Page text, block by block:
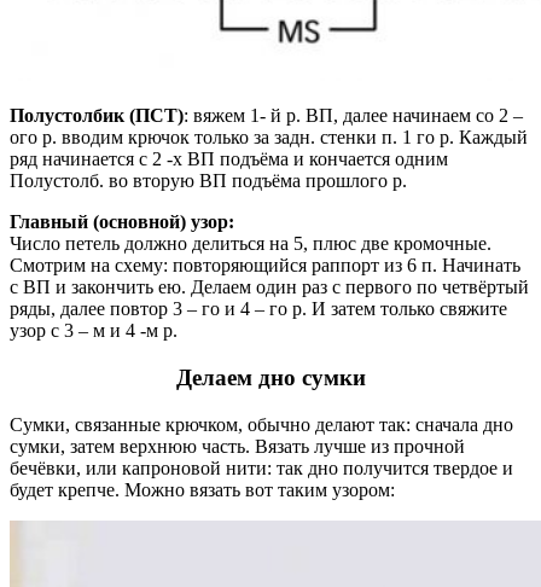
Полустолбик (ПСТ): вяжем 1- й р. ВП, далее начинаем со 2 –
ого р. вводим крючок только за задн. стенки п. 1 го р. Каждый
ряд начинается с 2 -х ВП подъёма и кончается одним
Полустолб. во вторую ВП подъёма прошлого р.
Главный (основной) узор:
Число петель должно делиться на 5, плюс две кромочные.
Смотрим на схему: повторяющийся раппорт из 6 п. Начинать
с ВП и закончить ею. Делаем один раз с первого по четвёртый
ряды, далее повтор 3 – го и 4 – го р. И затем только свяжите
узор с 3 – м и 4 -м р.
Делаем дно сумки
Сумки, связанные крючком, обычно делают так: сначала дно
сумки, затем верхнюю часть. Вязать лучше из прочной
бечёвки, или капроновой нити: так дно получится твердое и
будет крепче. Можно вязать вот таким узором: